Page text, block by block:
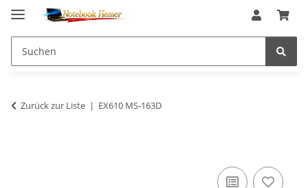
Zurück zur Liste EX610 MS-163D